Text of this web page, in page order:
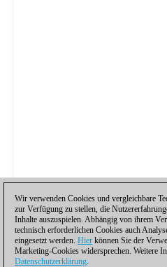
Wir verwenden Cookies und vergleichbare
zur Verfügung zu stellen, die
Inhalte auszuspielen. Abhängig von ihrem
technisch erforderlichen Cookies auch
eingesetzt werden. Hier können Sie der
Marketing-Cookies widersprechen. Weitere
Datenschutzerklärung.